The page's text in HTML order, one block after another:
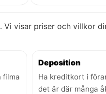
. Vi visar priser och villkor
filma
Deposition
Ha kreditkort i
det är där många